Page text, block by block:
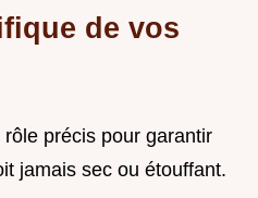
de vos
précis pour garantir
jamais sec ou étouffant.